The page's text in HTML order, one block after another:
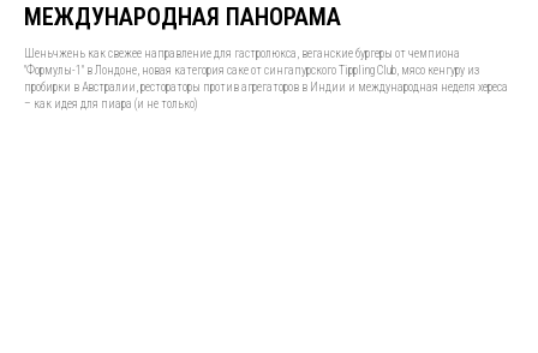
МЕЖДУНАРОДНАЯ ПАНОРАМА
Шеньчжень как свежее направление для гастролюкса, веганские бургеры от чемпиона
"Формулы-1" в Лондоне, новая категория саке от сингапурского Tippling Club, мясо кенгуру из
пробирки в Австралии, рестораторы против агрегаторов в Индии и международная неделя хереса
– как идея для пиара (и не только)